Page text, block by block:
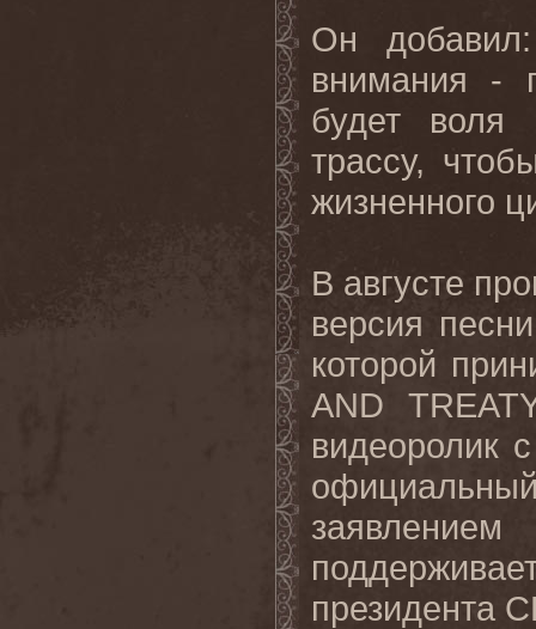
Он
внимания -
будет воля
трассу,
жизненного
В августе
версия
которой
AND
видеоролик
президента